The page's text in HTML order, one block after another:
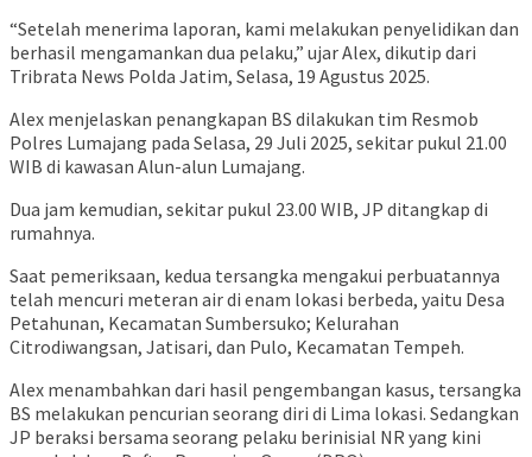
“Setelah menerima laporan, kami melakukan penyelidikan dan
berhasil mengamankan dua pelaku,” ujar Alex, dikutip dari
Tribrata News Polda Jatim, Selasa, 19 Agustus 2025.
Alex menjelaskan penangkapan BS dilakukan tim Resmob
Polres Lumajang pada Selasa, 29 Juli 2025, sekitar pukul 21.00
WIB di kawasan Alun-alun Lumajang.
Dua jam kemudian, sekitar pukul 23.00 WIB, JP ditangkap di
rumahnya.
Saat pemeriksaan, kedua tersangka mengakui perbuatannya
telah mencuri meteran air di enam lokasi berbeda, yaitu Desa
Petahunan, Kecamatan Sumbersuko; Kelurahan
Citrodiwangsan, Jatisari, dan Pulo, Kecamatan Tempeh.
Alex menambahkan dari hasil pengembangan kasus, tersangka
BS melakukan pencurian seorang diri di Lima lokasi. Sedangkan
JP beraksi bersama seorang pelaku berinisial NR yang kini